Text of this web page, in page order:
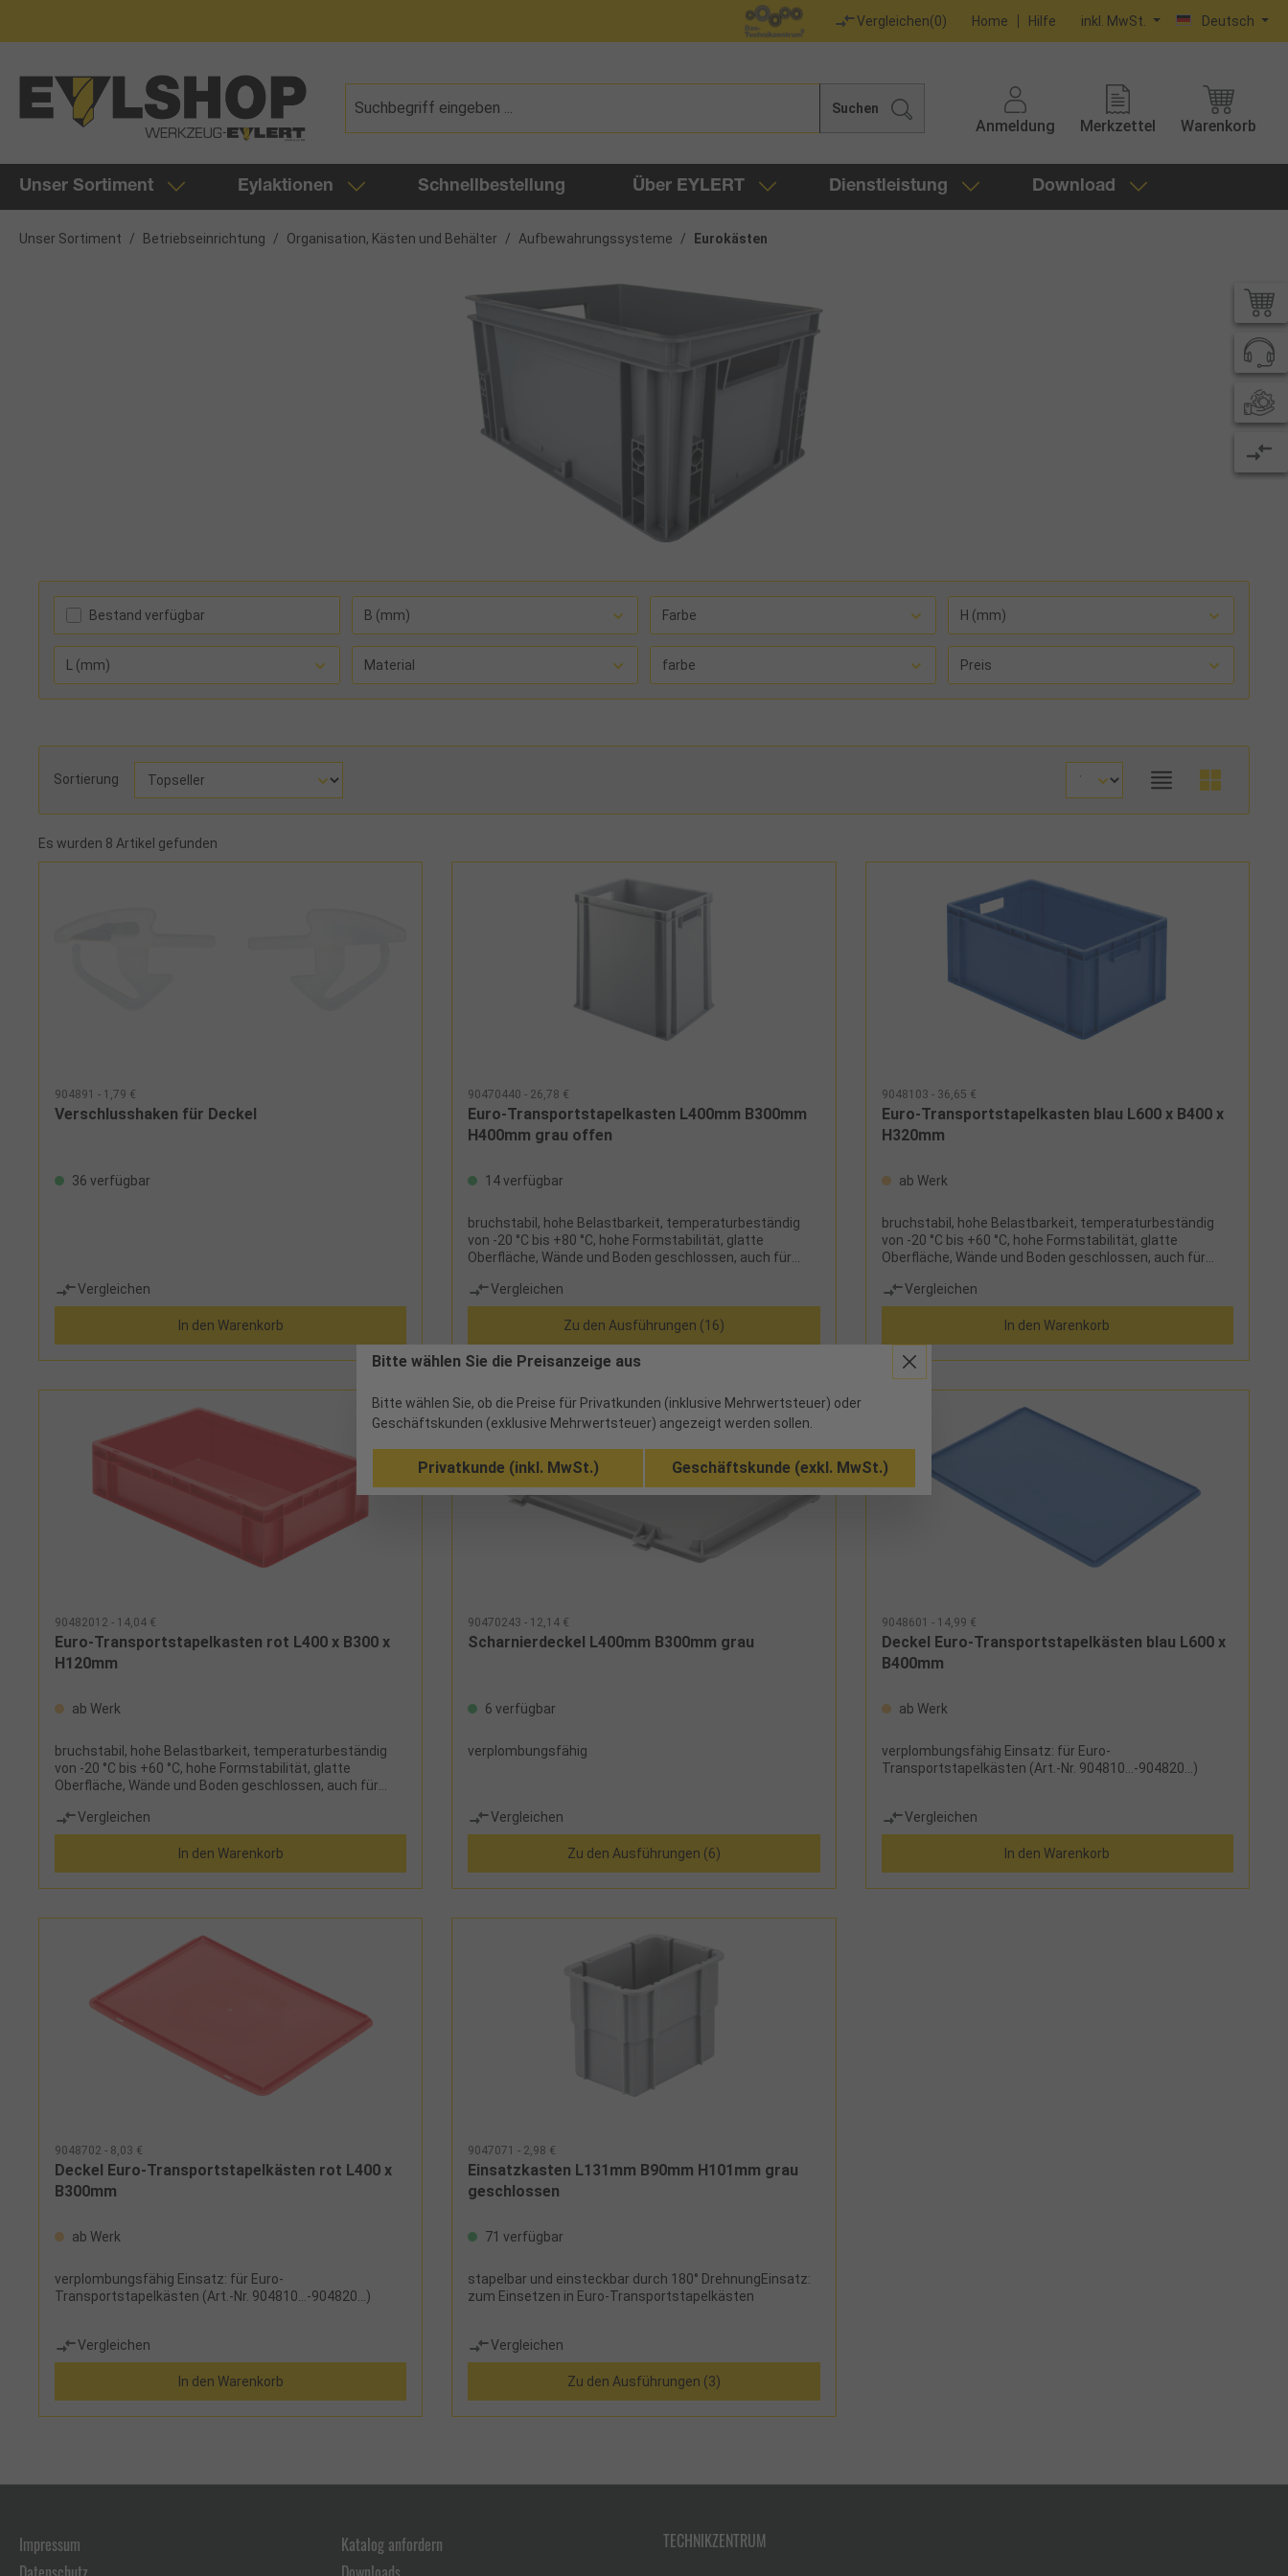
Vergleichen(0) Home Hilfe inkl. MwSt. Deutsch
Suchen
Anmeldung Merkzettel Warenkorb
Unser Sortiment Eylaktionen Schnellbestellung Über EYLERT Dienstleistung Download
Unser Sortiment / Betriebseinrichtung / Organisation, Kästen und Behälter / Aufbewahrungssysteme / Eurokästen
Bestand verfügbar B (mm) Farbe H (mm)
L (mm) Material farbe Preis
Sortierung
Es wurden 8 Artikel gefunden
904891 - 1,79 €
Verschlusshaken für Deckel
36 verfügbar
Vergleichen
In den Warenkorb
90470440 - 26,78 €
Euro-Transportstapelkasten L400mm B300mm
H400mm grau offen
14 verfügbar
bruchstabil, hohe Belastbarkeit, temperaturbeständig
von -20 °C bis +80 °C, hohe Formstabilität, glatte
Oberfläche, Wände und Boden geschlossen, auch für
zusätzliche Versandkosten anfallen.
Vergleichen
Zu den Ausführungen (16)
9048103 - 36,65 €
Euro-Transportstapelkasten blau L600 x B400 x
H320mm
ab Werk
bruchstabil, hohe Belastbarkeit, temperaturbeständig
von -20 °C bis +60 °C, hohe Formstabilität, glatte
Oberfläche, Wände und Boden geschlossen, auch für
Vergleichen
In den Warenkorb
90482012 - 14,04 €
Euro-Transportstapelkasten rot L400 x B300 x
H120mm
ab Werk
bruchstabil, hohe Belastbarkeit, temperaturbeständig
von -20 °C bis +60 °C, hohe Formstabilität, glatte
Oberfläche, Wände und Boden geschlossen, auch für
Vergleichen
In den Warenkorb
90470243 - 12,14 €
Scharnierdeckel L400mm B300mm grau
6 verfügbar
verplombungsfähig
Vergleichen
Zu den Ausführungen (6)
9048601 - 14,99 €
Deckel Euro-Transportstapelkästen blau L600 x
B400mm
ab Werk
verplombungsfähig Einsatz: für Euro-
Transportstapelkästen (Art.-Nr. 904810...-904820...)
Vergleichen
In den Warenkorb
9048702 - 8,03 €
Deckel Euro-Transportstapelkästen rot L400 x
B300mm
ab Werk
verplombungsfähig Einsatz: für Euro-
Transportstapelkästen (Art.-Nr. 904810...-904820...)
Vergleichen
In den Warenkorb
9047071 - 2,98 €
Einsatzkasten L131mm B90mm H101mm grau
geschlossen
71 verfügbar
stapelbar und einsteckbar durch 180° DrehnungEinsatz:
zum Einsetzen in Euro-Transportstapelkästen
Vergleichen
Zu den Ausführungen (3)
Impressum
Katalog anfordern
TECHNIKZENTRUM
Bitte wählen Sie die Preisanzeige aus
Bitte wählen Sie, ob die Preise für Privatkunden (inklusive Mehrwertsteuer) oder
Geschäftskunden (exklusive Mehrwertsteuer) angezeigt werden sollen.
Privatkunde (inkl. MwSt.) Geschäftskunde (exkl. MwSt.)